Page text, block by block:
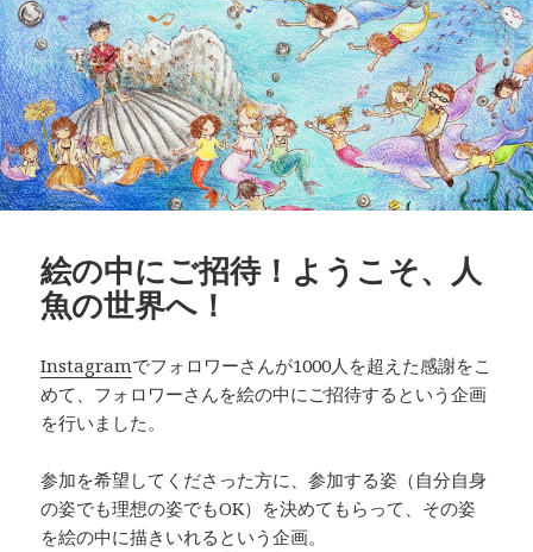
絵の中にご招待！ようこそ、人
魚の世界へ！
Instagramでフォロワーさんが1000人を超えた感謝をこ
めて、フォロワーさんを絵の中にご招待するという企画
を行いました。
参加を希望してくださった方に、参加する姿（自分自身
の姿でも理想の姿でもOK）を決めてもらって、その姿
を絵の中に描きいれるという企画。